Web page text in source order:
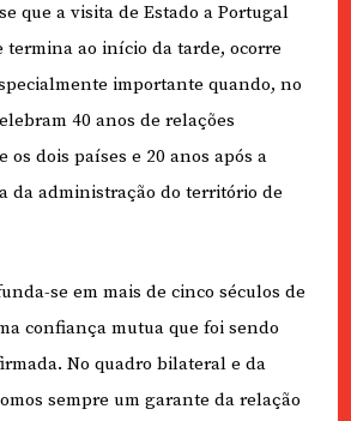
que a visita de Estado a Portugal
termina ao início da tarde, ocorre
importante quando, no
40 anos de relações
os dois países e 20 anos após a
da administração do território de
se em mais de cinco séculos de
confiança mutua que foi sendo
No quadro bilateral e da
sempre um garante da relação